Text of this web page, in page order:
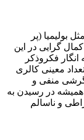
بولیمیا (پر
گرایی در این
فکروذکر
معینی کالری
نگرشی منفی و
همیشه در رسیدن به
و ناسالم